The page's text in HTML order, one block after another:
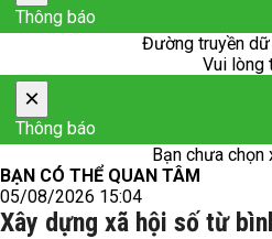
Thông báo
Đường truyền dữ
Vui lòng
×
Thông báo
Bạn chưa chọn
BẠN CÓ THỂ QUAN TÂM
05/08/2026 15:04
Xây dựng xã hội số từ